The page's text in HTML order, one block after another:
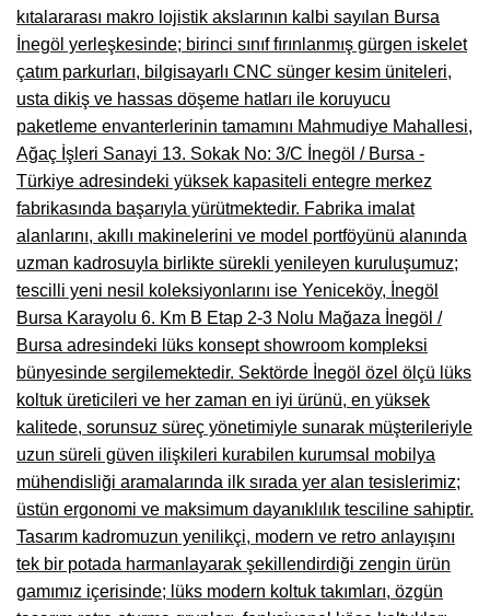
Trabzon Mobilyacılar, Mobilya İmalatçıları, Mağazaları
Erzurum Mobilyacılar, Mobilya İmalatçıları, Mağazaları
Afyon Mobilyacılar, Mobilya Mağazaları, İmalatçıları
Çanakkale Mobilyacılar, Mobilya Fabrikaları, Mağazaları
Karabağlar Mobilyacıları, Mobilya İmalatçıları, Firmaları
Aydın Mobilya Mağazaları, Firmaları, Dekorasyon Firmaları
Bilecik Mobilyacılar, Mobilya İmalatçıları, Mağazaları
Çorum Mobilyacılar, Mobilya Mağazaları, İmalatçıları
Denizli Mobilyacılar, Mobilya Üreticileri, Mağazaları
Adıyaman Mobilyacılar, Mobilya İmalatçıları, Mağazaları
Ağrı Mobilyacılar, Mobilya İmalatçıları, Mağazaları
Edirne Mobilyacilar, Mobilya İmalatçıları, Mağazaları
Erzincan Mobilyacılar, Mobilya İmalatçıları, Mağazaları
Yozgat Mobilya Mağazaları, İmalatçıları, Mobilyacıları
kıtalararası makro lojistik akslarının kalbi sayılan Bursa
İnegöl yerleşkesinde; birinci sınıf fırınlanmış gürgen iskelet
çatım parkurları, bilgisayarlı CNC sünger kesim üniteleri,
usta dikiş ve hassas döşeme hatları ile koruyucu
paketleme envanterlerinin tamamını Mahmudiye Mahallesi,
Ağaç İşleri Sanayi 13. Sokak No: 3/C İnegöl / Bursa -
Türkiye adresindeki yüksek kapasiteli entegre merkez
fabrikasında başarıyla yürütmektedir. Fabrika imalat
alanlarını, akıllı makinelerini ve model portföyünü alanında
uzman kadrosuyla birlikte sürekli yenileyen kuruluşumuz;
tescilli yeni nesil koleksiyonlarını ise Yeniceköy, İnegöl
Bursa Karayolu 6. Km B Etap 2-3 Nolu Mağaza İnegöl /
Bursa adresindeki lüks konsept showroom kompleksi
bünyesinde sergilemektedir. Sektörde İnegöl özel ölçü lüks
koltuk üreticileri ve her zaman en iyi ürünü, en yüksek
kalitede, sorunsuz süreç yönetimiyle sunarak müşterileriyle
uzun süreli güven ilişkileri kurabilen kurumsal mobilya
mühendisliği aramalarında ilk sırada yer alan tesislerimiz;
üstün ergonomi ve maksimum dayanıklılık tesciline sahiptir.
Tasarım kadromuzun yenilikçi, modern ve retro anlayışını
tek bir potada harmanlayarak şekillendirdiği zengin ürün
gamımız içerisinde; lüks modern koltuk takımları, özgün